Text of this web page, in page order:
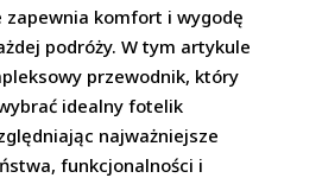
zapewnia komfort i wygodę
podróży. W tym artykule
przewodnik, który
idealny fotelik
najważniejsze
funkcjonalności i